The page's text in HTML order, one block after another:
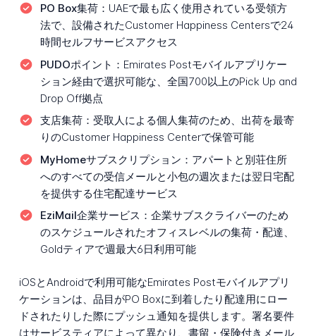
PO Box集荷： UAEで最も広く使用されている受領方
法で、設備されたCustomer Happiness Centersで24
時間セルフサービスアクセス
PUDOポイント： Emirates Postモバイルアプリケー
ション経由で選択可能な、全国700以上のPick Up and
Drop Off拠点
支店集荷： 受取人による個人集荷のため、出荷を最寄
りのCustomer Happiness Centerで保管可能
MyHomeサブスクリプション： アパートと別荘住所
へのすべての受信メールと小包の週次または翌日宅配
を提供する住宅配達サービス
EziMail企業サービス： 企業サブスクライバーのため
のスケジュールされたオフィスレベルの集荷・配達、
Goldティアで週最大6日利用可能
iOSとAndroidで利用可能なEmirates Postモバイルアプリ
ケーションは、品目がPO Boxに到着したり配達用にロー
ドされたりした際にプッシュ通知を提供します。署名要件
はサービスティアによって異なり、書留・保険付きメール